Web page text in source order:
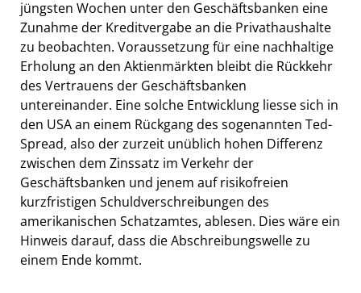
jüngsten Wochen unter den Geschäftsbanken eine
Zunahme der Kreditvergabe an die Privathaushalte
zu beobachten. Voraussetzung für eine nachhaltige
Erholung an den Aktienmärkten bleibt die Rückkehr
des Vertrauens der Geschäftsbanken
untereinander. Eine solche Entwicklung liesse sich in
den USA an einem Rückgang des sogenannten Ted-
Spread, also der zurzeit unüblich hohen Differenz
zwischen dem Zinssatz im Verkehr der
Geschäftsbanken und jenem auf risikofreien
kurzfristigen Schuldverschreibungen des
amerikanischen Schatzamtes, ablesen. Dies wäre ein
Hinweis darauf, dass die Abschreibungswelle zu
einem Ende kommt.